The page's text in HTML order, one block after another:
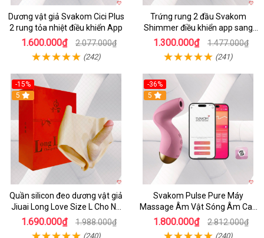
Dương vật giả Svakom Cici Plus
2 rung tỏa nhiệt điều khiển App
1.600.000₫ 2.077.000₫
(242)
Trứng rung 2 đầu Svakom
Shimmer điều khiển app sang
trọng chất lượng
1.300.000₫ 1.477.000₫
(241)
-15%
5
Quần silicon đeo dương vật giả
Jiuai Long Love Size L Cho Nữ
Đồng Tính
1.690.000₫ 1.988.000₫
(240)
-36%
5
Svakom Pulse Pure Máy
Massage Âm Vật Sóng Âm Cao
Cấp Điều Khiển App Đỉnh
1.800.000₫ 2.812.000₫
(240)